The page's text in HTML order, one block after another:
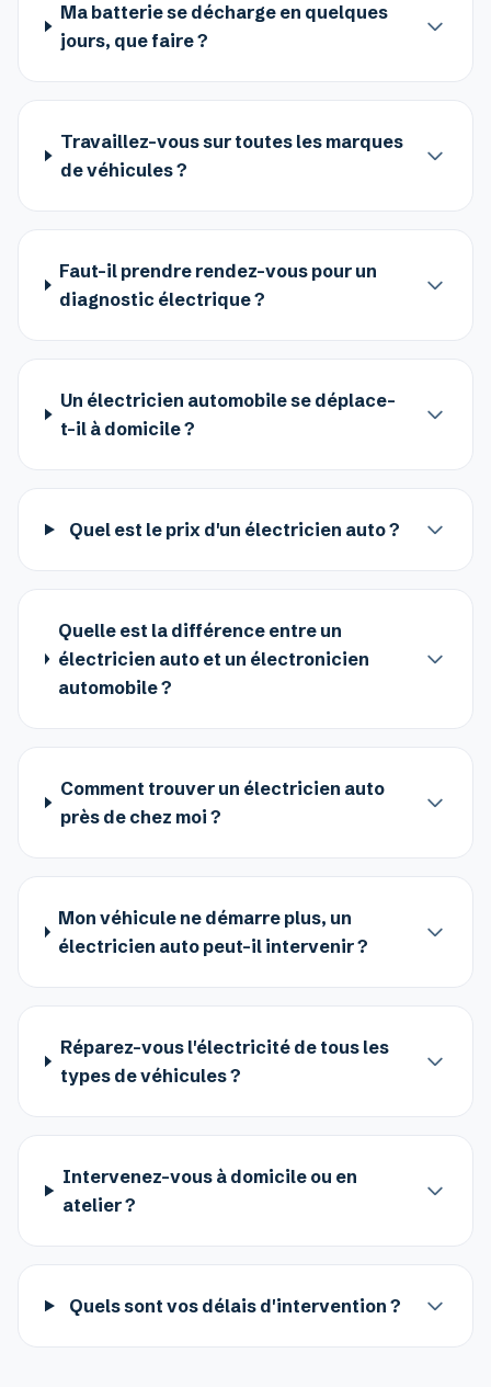
Ma batterie se décharge en quelques
jours, que faire ?
Travaillez-vous sur toutes les marques
de véhicules ?
Faut-il prendre rendez-vous pour un
diagnostic électrique ?
Un électricien automobile se déplace-
t-il à domicile ?
Quel est le prix d'un électricien auto ?
Quelle est la différence entre un
électricien auto et un électronicien
automobile ?
Comment trouver un électricien auto
près de chez moi ?
Mon véhicule ne démarre plus, un
électricien auto peut-il intervenir ?
Réparez-vous l'électricité de tous les
types de véhicules ?
Intervenez-vous à domicile ou en
atelier ?
Quels sont vos délais d'intervention ?